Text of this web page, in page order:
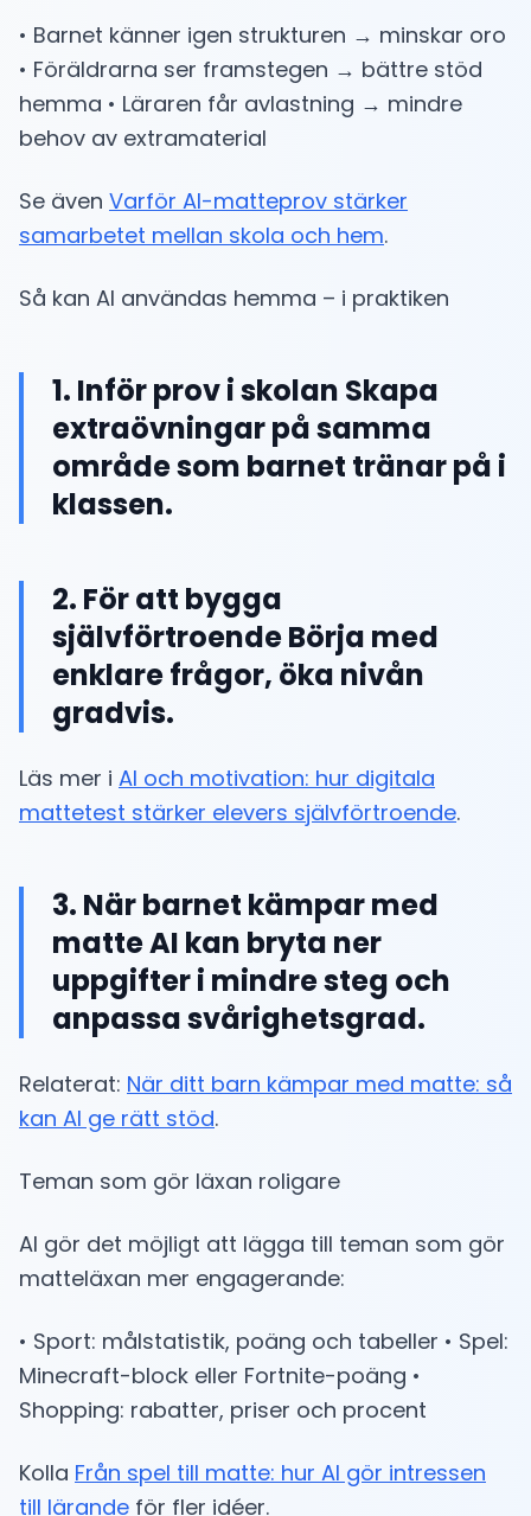
• Barnet känner igen strukturen → minskar oro
• Föräldrarna ser framstegen → bättre stöd
hemma • Läraren får avlastning → mindre
behov av extramaterial
Se även Varför AI-matteprov stärker
samarbetet mellan skola och hem.
Så kan AI användas hemma – i praktiken
1. Inför prov i skolan Skapa
extraövningar på samma
område som barnet tränar på i
klassen.
2. För att bygga
självförtroende Börja med
enklare frågor, öka nivån
gradvis.
Läs mer i AI och motivation: hur digitala
mattetest stärker elevers självförtroende.
3. När barnet kämpar med
matte AI kan bryta ner
uppgifter i mindre steg och
anpassa svårighetsgrad.
Relaterat: När ditt barn kämpar med matte: så
kan AI ge rätt stöd.
Teman som gör läxan roligare
AI gör det möjligt att lägga till teman som gör
matteläxan mer engagerande:
• Sport: målstatistik, poäng och tabeller • Spel:
Minecraft-block eller Fortnite-poäng •
Shopping: rabatter, priser och procent
Kolla Från spel till matte: hur AI gör intressen
till lärande för fler idéer.